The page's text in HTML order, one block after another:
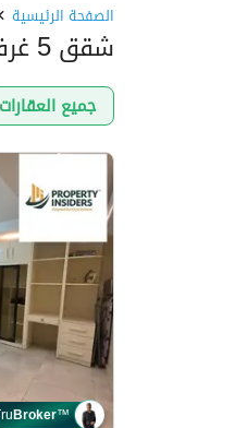
الصفحة الرئيسية
شقق 5 غرف للايجار في المهندسين، الجيزة
جميع العقارات
Broker™